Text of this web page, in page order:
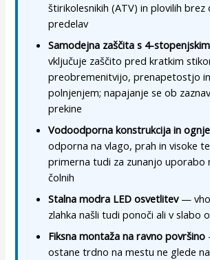
štirikolesnikih (ATV) in plovilih brez
predelav
Samodejna zaščita s 4-
vključuje zaščito pred kratkim
preobremenitvijo, prenapetostjo
polnjenjem; napajanje se ob
prekine
Vodoodporna konstrukcija in
odporna na vlago, prah in visoke
primerna tudi za zunanjo uporabo
čolnih
Stalna modra LED osvetlitev—
zlahka našli tudi ponoči ali v slabo
Fiksna montaža na ravno površino
ostane trdno na mestu ne glede